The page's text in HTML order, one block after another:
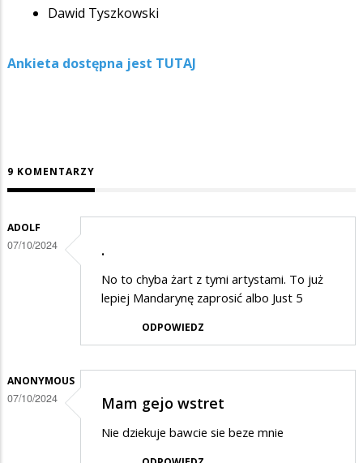
Dawid Tyszkowski
Ankieta dostępna jest TUTAJ
9 KOMENTARZY
ADOLF
07/10/2024 .
No to chyba żart z tymi artystami. To już
lepiej Mandarynę zaprosić albo Just 5
ODPOWIEDZ
ANONYMOUS
07/10/2024 Mam gejo wstret
Nie dziekuje bawcie sie beze mnie